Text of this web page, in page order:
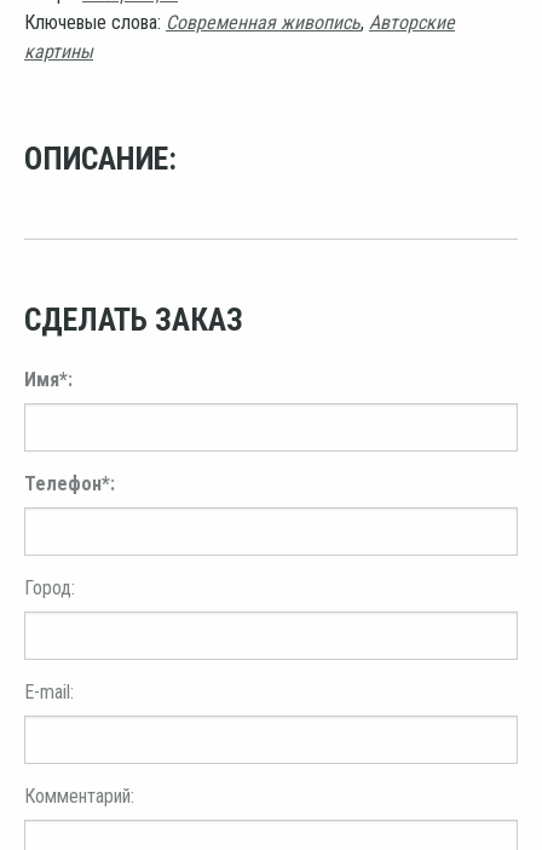
Ключевые слова: Современная живопись, Авторские
картины
ОПИСАНИЕ:
СДЕЛАТЬ ЗАКАЗ
Имя*:
Телефон*:
Город:
E-mail:
Комментарий: